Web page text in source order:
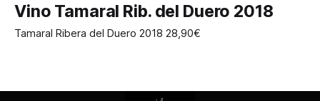
Vino Tamaral Rib. del Duero 2018
Tamaral Ribera del Duero 2018 28,90€